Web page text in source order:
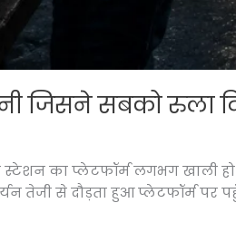
जिसने सबको रुला
स्टेशन का प्लेटफॉर्म लगभग खाली
तेजी से दौड़ता हुआ प्लेटफॉर्म पर